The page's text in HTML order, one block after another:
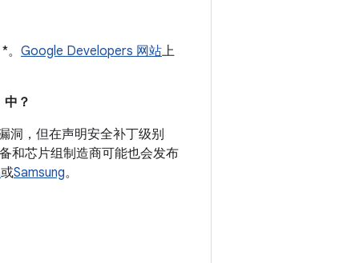
Google Developers 网站上
？
洞，但在声明安全补丁级别
和芯片组制造商可能也会发布
或Samsung。